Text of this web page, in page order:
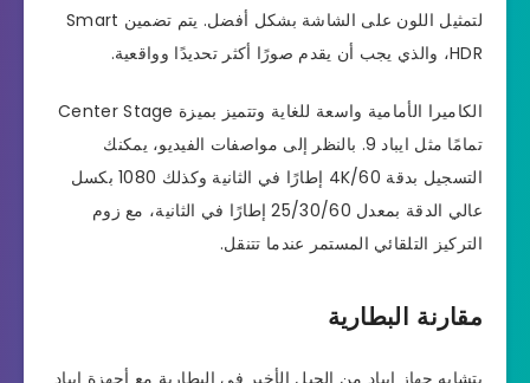
لتمثيل اللون على الشاشة بشكل أفضل. يتم تضمين Smart
HDR، والذي يجب أن يقدم صورًا أكثر تحديدًا وواقعية.
الكاميرا الأمامية واسعة للغاية وتتميز بميزة Center Stage
تمامًا مثل ايباد 9. بالنظر إلى مواصفات الفيديو، يمكنك
التسجيل بدقة 4K/60 إطارًا في الثانية وكذلك 1080 بكسل
عالي الدقة بمعدل 25/30/60 إطارًا في الثانية، مع زوم
التركيز التلقائي المستمر عندما تتنقل.
مقارنة البطارية
يتشابه جهاز ايباد من الجيل الأخير في البطارية مع أجهزة ايباد